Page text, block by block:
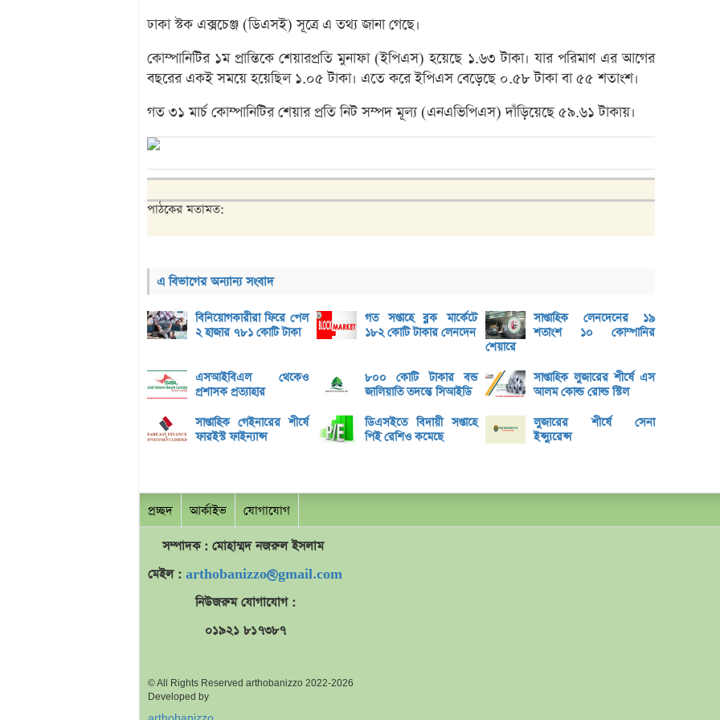
ঢাকা স্টক এক্সচেঞ্জ (ডিএসই) সূত্রে এ তথ্য জানা গেছে।
কোম্পানিটির ১ম প্রান্তিকে শেয়ারপ্রতি মুনাফা (ইপিএস) হয়েছে ১.৬৩ টাকা। যার পরিমাণ এর আগের
বছরের একই সময়ে হয়েছিল ১.০৫ টাকা। এতে করে ইপিএস বেড়েছে ০.৫৮ টাকা বা ৫৫ শতাংশ।
গত ৩১ মার্চ কোম্পানিটির শেয়ার প্রতি নিট সম্পদ মূল্য (এনএভিপিএস) দাঁড়িয়েছে ৫৯.৬১ টাকায়।
পাঠকের মতামত:
এ বিভাগের অন্যান্য সংবাদ
বিনিয়োগকারীরা ফিরে পেল
২ হাজার ৭৮১ কোটি টাকা
গত সপ্তাহে ব্লক মার্কেটে
১৮২ কোটি টাকার লেনদেন
সাপ্তাহিক লেনদেনের ১৯
শতাংশ ১০ কোম্পানির
শেয়ারে
এসআইবিএল থেকেও
প্রশাসক প্রত্যাহার
৮০০ কোটি টাকার বন্ড
জালিয়াতি তদন্তে সিআইডি
সাপ্তাহিক লুজারের শীর্ষে এস
আলম কোল্ড রোল্ড স্টিল
সাপ্তাহিক গেইনারের শীর্ষে
ফারইস্ট ফাইন্যান্স
ডিএসইতে বিদায়ী সপ্তাহে
পিই রেশিও কমেছে
লুজারের শীর্ষে সেনা
ইন্স্যুরেন্স
প্রচ্ছদ আর্কাইভ যোগাযোগ
সম্পাদক : মোহাম্মদনজরুলইসলাম
মেইল : arthobanizzo@gmail.com
নিউজরুম যোগাযোগ :
০১৯২১ ৮১৭৩৮৭
© All Rights Reserved arthobanizzo 2022-2026
Developed by